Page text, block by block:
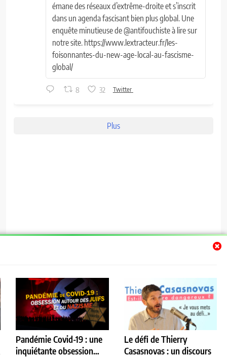
Pandémie Covid-19 : une
inquiétante obsession…
Le défi de Thierry
Casasnovas : un discours
émane des réseaux d’extrême-droite et s’inscrit
dans un agenda fascisant bien plus global. Une
enquête minutieuse de @antifouchiste à lire sur
notre site. https://www.lextracteur.fr/les-
foisonnantes-du-new-age-local-au-fascisme-
global/
8 32 Twitter
Plus